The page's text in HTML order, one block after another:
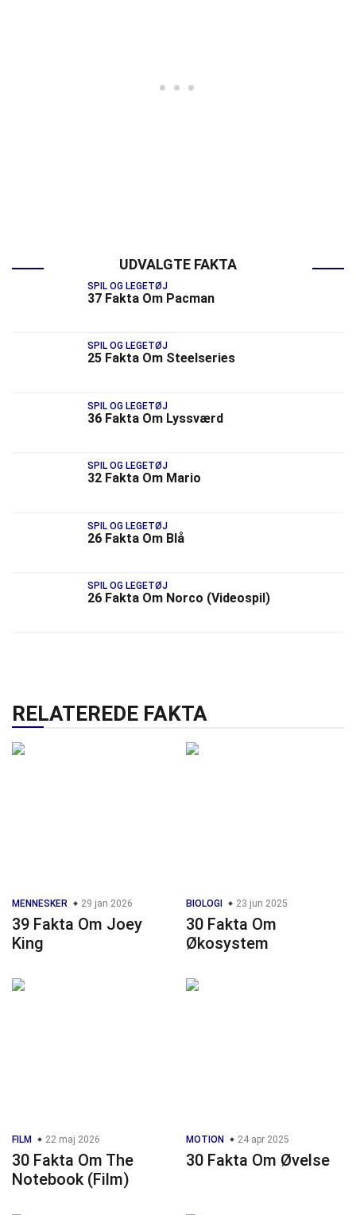
UDVALGTE FAKTA
SPIL OG LEGETØJ
37 Fakta Om Pacman
SPIL OG LEGETØJ
25 Fakta Om Steelseries
SPIL OG LEGETØJ
36 Fakta Om Lyssværd
SPIL OG LEGETØJ
32 Fakta Om Mario
SPIL OG LEGETØJ
26 Fakta Om Blå
SPIL OG LEGETØJ
26 Fakta Om Norco (Videospil)
RELATEREDE FAKTA
MENNESKER 29 jan 2026
39 Fakta Om Joey
King
BIOLOGI 23 jun 2025
30 Fakta Om
Økosystem
FILM 22 maj 2026
30 Fakta Om The
Notebook (Film)
MOTION 24 apr 2025
30 Fakta Om Øvelse